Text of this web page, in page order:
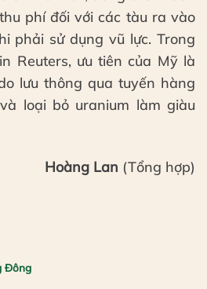
phí đối với các tàu ra vào
phải sử dụng vũ lực. Trong
Reuters, ưu tiên của Mỹ là
lưu thông qua tuyến hàng
loại bỏ uranium làm giàu
Hoàng Lan (Tổng hợp)
Đông